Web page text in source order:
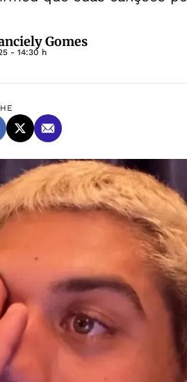
Gomes
- 14:30 h